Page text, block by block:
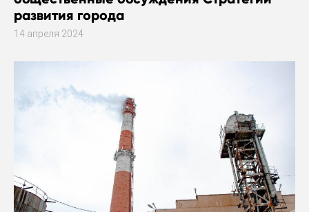
развития города
14 апреля 2024